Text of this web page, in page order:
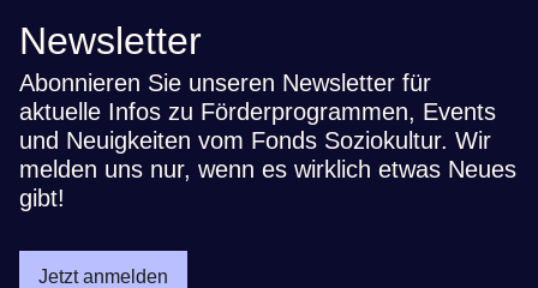
Newsletter
Abonnieren Sie unseren Newsletter für
aktuelle Infos zu Förderprogrammen, Events
und Neuigkeiten vom Fonds Soziokultur. Wir
melden uns nur, wenn es wirklich etwas Neues
gibt!
Jetzt anmelden